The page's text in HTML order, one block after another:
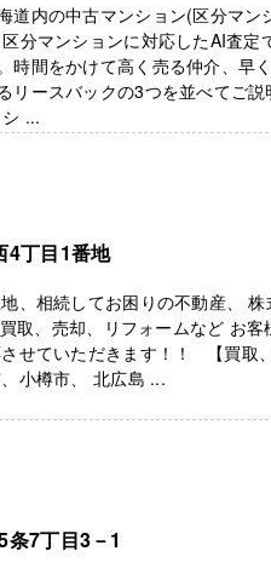
道内の中古マンション(区分マン
分マンションに対応したAI査定で
時間をかけて高く売る仲介、早
ースバックの3つを並べてご説
...
4丁目1番地
、相続してお困りの不動産、 株
取、売却、リフォームなど お客
せていただきます！！ 【買取
小樽市、 北広島 ...
7丁目3－1